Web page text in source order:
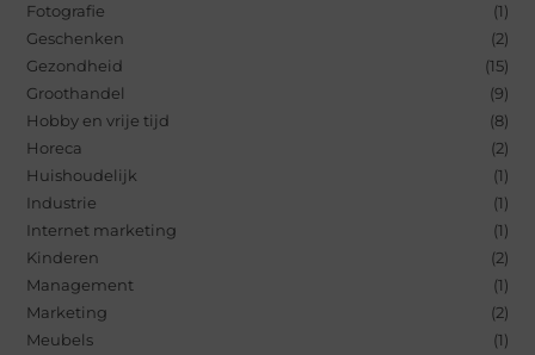
Fotografie
(1)
Geschenken
(2)
Gezondheid
(15)
Groothandel
(9)
Hobby en vrije tijd
(8)
Horeca
(2)
Huishoudelijk
(1)
Industrie
(1)
Internet marketing
(1)
Kinderen
(2)
Management
(1)
Marketing
(2)
Meubels
(1)